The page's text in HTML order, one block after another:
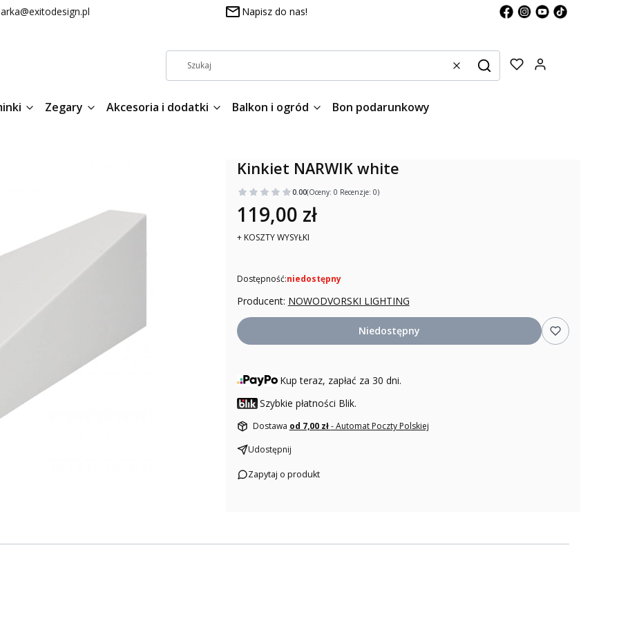
Napisz do nas!
WyczyśćSzukaj
Zegary Akcesoria i dodatki Balkon i ogród Bon podarunkowy
Kinkiet NARWIK white
0.00(Oceny: 0 Recenzje: 0)
119,00 zł
+ KOSZTY WYSYŁKI
Dostępność:niedostępny
Producent: NOWODVORSKI LIGHTING
Niedostępny
Kup teraz, zapłać za 30 dni.
Szybkie płatności Blik.
Dostawa od 7,00 zł- Automat Poczty Polskiej
Udostępnij
Zapytaj o produkt